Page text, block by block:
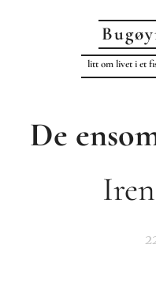
litt om livet i et
De